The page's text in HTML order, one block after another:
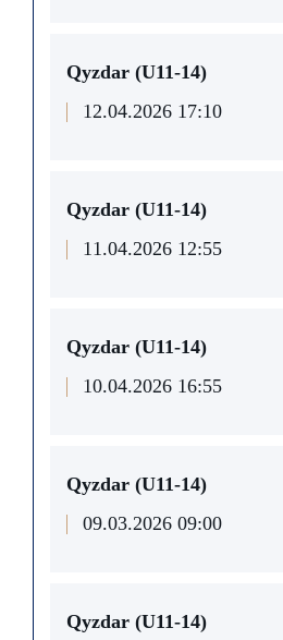
Qyzdar (U11-14)
12.04.2026 17:10
Qyzdar (U11-14)
11.04.2026 12:55
Qyzdar (U11-14)
10.04.2026 16:55
Qyzdar (U11-14)
09.03.2026 09:00
Qyzdar (U11-14)